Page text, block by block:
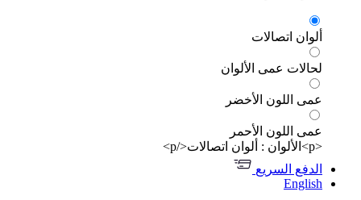
اتصالات
عمى الألوان
اللون الأخضر
اللون الأحمر
السريع